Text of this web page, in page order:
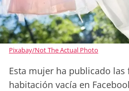
Pixabay/Not The Actual Photo
Esta mujer ha publicado las
habitación vacía en